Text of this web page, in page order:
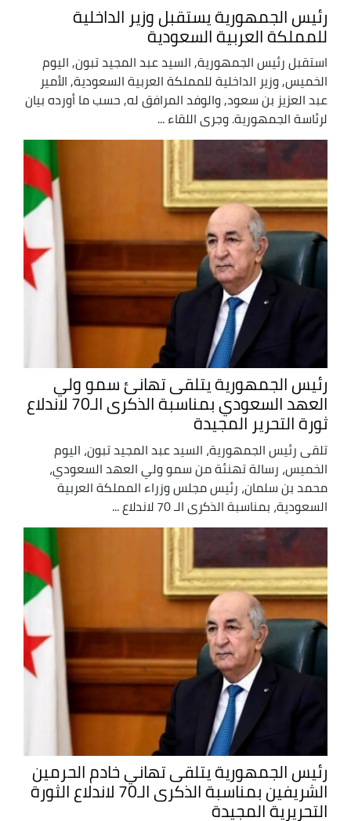
رئيس الجمهورية يستقبل وزير الداخلية
للمملكة العربية السعودية
استقبل رئيس الجمهورية, السيد عبد المجيد تبون, اليوم
الخميس, وزير الداخلية للمملكة العربية السعودية, الأمير
عبد العزيز بن سعود, والوفد المرافق له, حسب ما أورده بيان
لرئاسة الجمهورية. وجرى اللقاء ...
رئيس الجمهورية يتلقى تهانئ سمو ولي
العهد السعودي بمناسبة الذكرى الـ70 لاندلاع
ثورة التحرير المجيدة
تلقى رئيس الجمهورية، السيد عبد المجيد تبون، اليوم
الخميس، رسالة تهنئة من سمو ولي العهد السعودي،
محمد بن سلمان، رئيس مجلس وزراء المملكة العربية
السعودية، بمناسبة الذكرى الـ 70 لاندلاع ...
رئيس الجمهورية يتلقى تهاني خادم الحرمين
الشريفين بمناسبة الذكرى الـ70 لاندلاع الثورة
التحريرية المجيدة